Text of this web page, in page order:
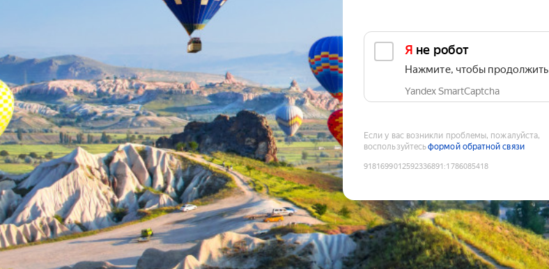
Я не робот
Нажмите, чтобы продолжить
Yandex SmartCaptcha
Если у вас возникли проблемы, пожалуйста,
воспользуйтесьформой обратной связи
9181699012592336891 :1786085418